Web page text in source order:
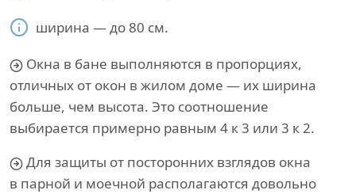
ширина — до 80 см.
Окна в бане выполняются в пропорциях,
отличных от окон в жилом доме — их ширина
больше, чем высота. Это соотношение
выбирается примерно равным 4 к 3 или 3 к 2.
Для защиты от посторонних взглядов окна
в парной и моечной располагаются довольно